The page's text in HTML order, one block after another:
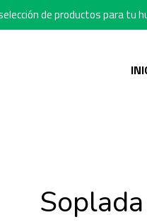
de productos para tu
Soplada